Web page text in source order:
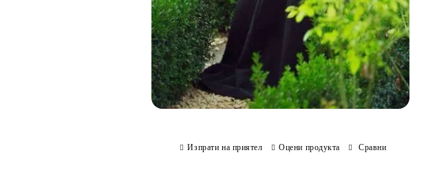
Изпрати на приятел Оцени продукта Сравни